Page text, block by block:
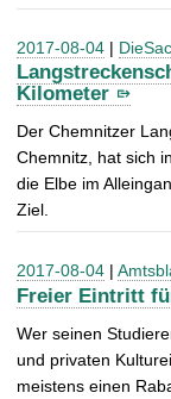
2017-08-04 |
Kilometer
Der Chemnitzer
Chemnitz, hat sich
die Elbe im
Ziel.
2017-08-04 |
Freier Eintritt
Wer seinen
und privaten
meistens einen